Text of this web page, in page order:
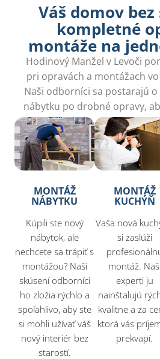
Váš domov
kompletné
montáže na
Hodinový Manžel v Levoči
pri opravách a montážach
Naši odborníci sa postarajú
nábytku po drobné opravy,
na seba.
MONTÁŽ
NÁBYTKU
Kúpili ste nový
nábytok, ale
nechcete sa trápiť s
montážou? Naši
skúsení odborníci
ho zložia rýchlo a
spoľahlivo, aby ste
si mohli užívať váš
nový interiér bez
starostí.
MONTÁŽ
KUCHÝŇ
Vaša nová
si zaslúži
montáž.
experti ju
nainštalujú
kvalitne a za
ktorá vás
prekvapí.